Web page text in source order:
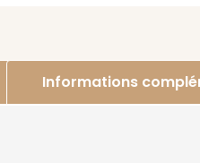
Informations